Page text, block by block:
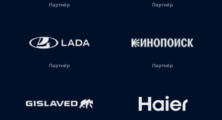
Партнёр Партнёр
Партнёр Партнёр